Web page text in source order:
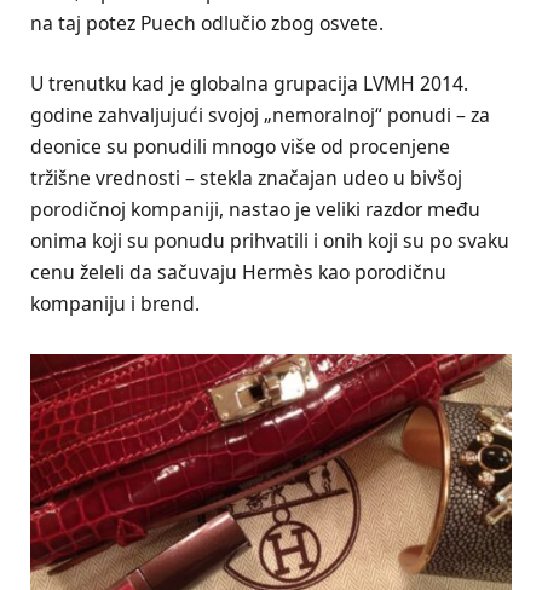
na taj potez Puech odlučio zbog osvete.
U trenutku kad je globalna grupacija LVMH 2014.
godine zahvaljujući svojoj „nemoralnoj“ ponudi – za
deonice su ponudili mnogo više od procenjene
tržišne vrednosti – stekla značajan udeo u bivšoj
porodičnoj kompaniji, nastao je veliki razdor među
onima koji su ponudu prihvatili i onih koji su po svaku
cenu želeli da sačuvaju Hermès kao porodičnu
kompaniju i brend.